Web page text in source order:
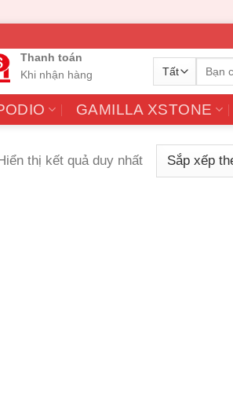
Thanh toán
Khi nhận hàng
Tìm
GAMILLA XSTONE
thị kết quả duy nhất